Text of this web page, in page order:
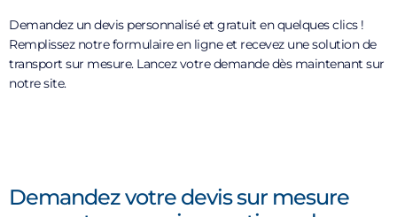
Demandez un devis personnalisé et gratuit en quelques clics !
Remplissez notre formulaire en ligne et recevez une solution de
transport sur mesure. Lancez votre demande dès maintenant sur
notre site.
Demandez votre devis sur mesure